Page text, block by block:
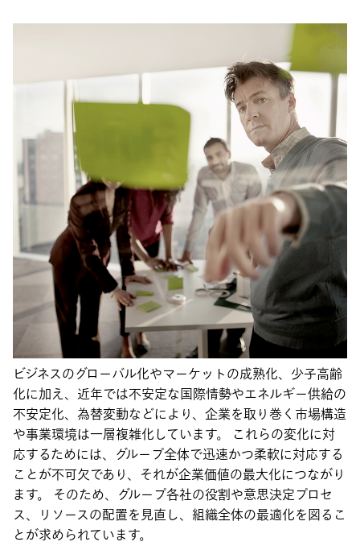
ビジネスのグローバル化やマーケットの成熟化、少子高齢
化に加え、近年では不安定な国際情勢やエネルギー供給の
不安定化、為替変動などにより、企業を取り巻く市場構造
や事業環境は一層複雑化しています。 これらの変化に対
応するためには、グループ全体で迅速かつ柔軟に対応する
ことが不可欠であり、それが企業価値の最大化につながり
ます。 そのため、グループ各社の役割や意思決定プロセ
ス、リソースの配置を見直し、組織全体の最適化を図るこ
とが求められています。